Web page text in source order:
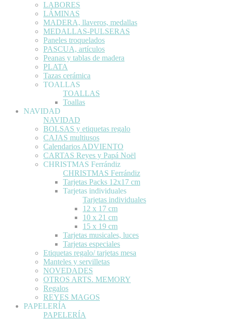
LABORES
LÁMINAS
MADERA, llaveros, medallas
MEDALLAS-PULSERAS
Paneles troquelados
PASCUA, artículos
Peanas y tablas de madera
PLATA
Tazas cerámica
TOALLAS
TOALLAS
Toallas
NAVIDAD
NAVIDAD
BOLSAS y etiquetas regalo
CAJAS multiusos
Calendarios ADVIENTO
CARTAS Reyes y Papá Noël
CHRISTMAS Ferrándiz
CHRISTMAS Ferrándiz
Tarjetas Packs 12x17 cm
Tarjetas individuales
Tarjetas individuales
12 x 17 cm
10 x 21 cm
15 x 19 cm
Tarjetas musicales, luces
Tarjetas especiales
Etiquetas regalo/ tarjetas mesa
Manteles y servilletas
NOVEDADES
OTROS ARTS. MEMORY
Regalos
REYES MAGOS
PAPELERÍA
PAPELERÍA